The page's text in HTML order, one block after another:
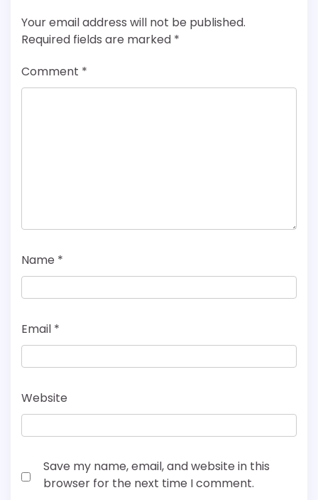
Your email address will not be published.
Required fields are marked *
Comment *
Name *
Email *
Website
Save my name, email, and website in this
browser for the next time I comment.